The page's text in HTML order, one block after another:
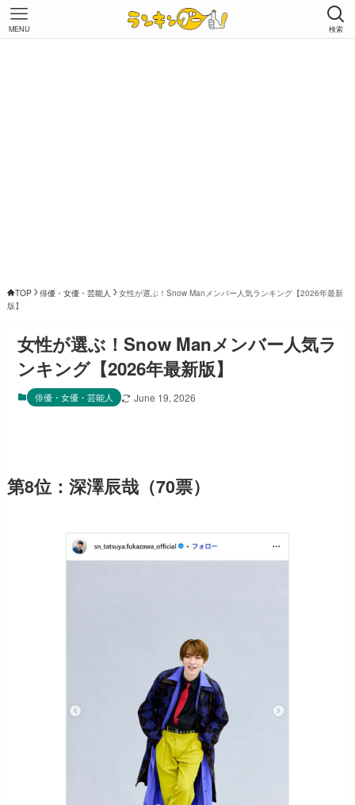
検索
MENU
TOP 俳優・女優・芸能人
女性が選ぶ！Snow Manメンバー人気ランキング【2026年最新
版】
女性が選ぶ！Snow Manメンバー人気ラ
ンキング【2026年最新版】
俳優・女優・芸能人 June 19, 2026
第8位：深澤辰哉（70票）